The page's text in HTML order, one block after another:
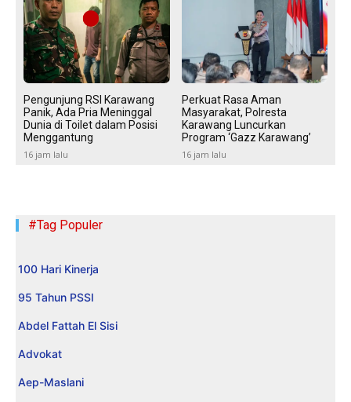
Pengunjung RSI Karawang
Panik, Ada Pria Meninggal
Dunia di Toilet dalam Posisi
Menggantung
16 jam lalu
Perkuat Rasa Aman
Masyarakat, Polresta
Karawang Luncurkan
Program ‘Gazz Karawang’
16 jam lalu
#Tag Populer
100 Hari Kinerja
95 Tahun PSSI
Abdel Fattah El Sisi
Advokat
Aep-Maslani